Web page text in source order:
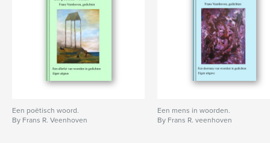
Een poëtisch woord.
By Frans R. Veenhoven
Een mens in woorden.
By Frans R. veenhoven